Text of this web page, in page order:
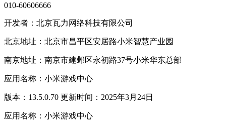
010-60606666
开发者：北京瓦力网络科技有限公司
北京地址：北京市昌平区安居路小米智慧产业园
南京地址：南京市建邺区永初路37号小米华东总部
应用名称：小米游戏中心
版本：13.5.0.70 更新时间：2025年3月24日
应用名称：小米游戏中心